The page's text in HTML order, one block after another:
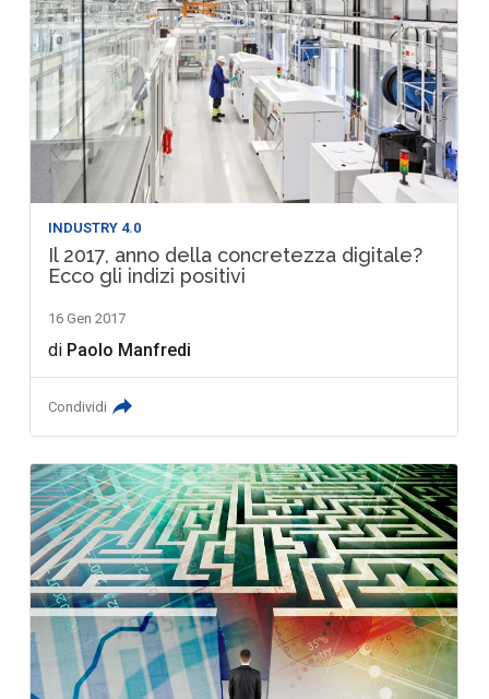
INDUSTRY 4.0
Il 2017, anno della concretezza digitale?
Ecco gli indizi positivi
16 Gen 2017
di Paolo Manfredi
Condividi